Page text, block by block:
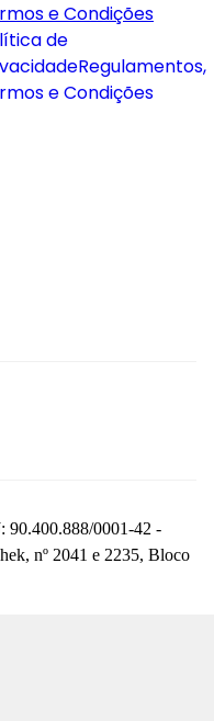
e Condições
de
Regulamentos,
e Condições
90.400.888/0001-42 -
nº 2041 e 2235, Bloco